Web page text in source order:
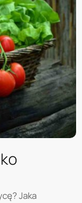
Jaka